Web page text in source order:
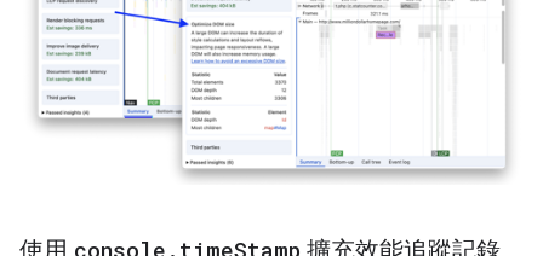
console . timeStamp